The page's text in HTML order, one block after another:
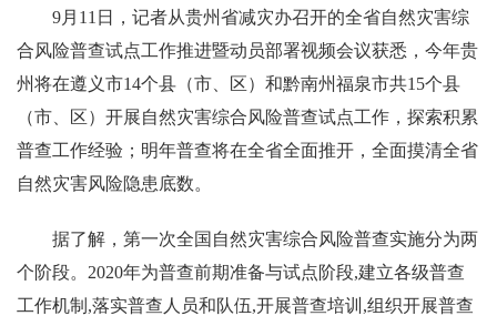
9月11日，记者从贵州省减灾办召开的全省自然灾害综
合风险普查试点工作推进暨动员部署视频会议获悉，今年贵
州将在遵义市14个县（市、区）和黔南州福泉市共15个县
（市、区）开展自然灾害综合风险普查试点工作，探索积累
普查工作经验；明年普查将在全省全面推开，全面摸清全省
自然灾害风险隐患底数。
据了解，第一次全国自然灾害综合风险普查实施分为两
个阶段。2020年为普查前期准备与试点阶段,建立各级普查
工作机制,落实普查人员和队伍,开展普查培训,组织开展普查